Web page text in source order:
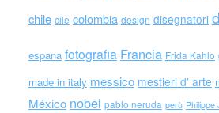
chile cile colombia design disegnatori
espana fotografia Francia Frida Kahlo
made in italy messico mestieri d' arte
México nobel pablo neruda perù Philippe